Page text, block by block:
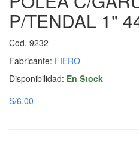
P/TENDAL 1"
Cod. 9232
Fabricante: FIERO
Disponibilidad: En Stock
S/6.00